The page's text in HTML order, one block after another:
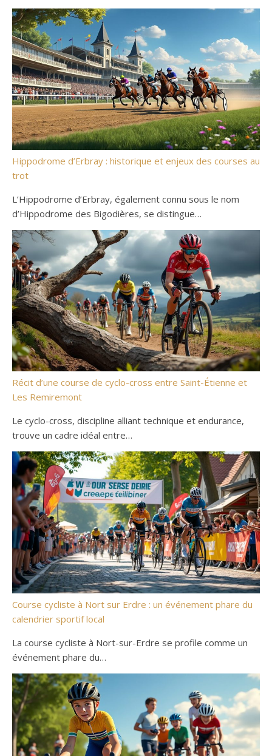
Hippodrome d’Erbray : historique et enjeux des courses au
trot
L’Hippodrome d’Erbray, également connu sous le nom
d’Hippodrome des Bigodières, se distingue…
Récit d’une course de cyclo-cross entre Saint-Étienne et
Les Remiremont
Le cyclo-cross, discipline alliant technique et endurance,
trouve un cadre idéal entre…
Course cycliste à Nort sur Erdre : un événement phare du
calendrier sportif local
La course cycliste à Nort-sur-Erdre se profile comme un
événement phare du…